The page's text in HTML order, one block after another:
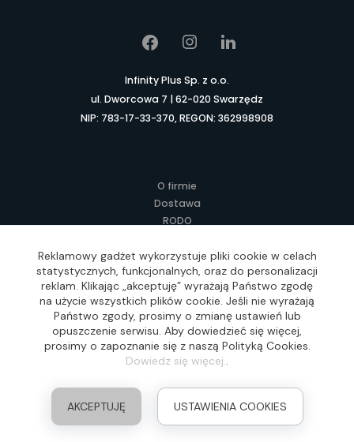
Infinity Plus Sp. z o.o.
ul. Dworcowa 7 | 62-020 Swarzędz
NIP: 783-17-33-370, REGON: 362998908
O firmie
Dostawa
RODO
Regulamin
Lokalne Gadżety Reklamowe
Jak zamawiać?
Słownik pojęć
FAQ
Realizacja: Idea4Me.pl, Wszelkie prawa zastrzeżone
Reklamowy gadżet wykorzystuje pliki cookie w celach
statystycznych, funkcjonalnych, oraz do personalizacji
reklam. Klikając „akceptuję” wyrażają Państwo zgodę
na użycie wszystkich plików cookie. Jeśli nie wyrażają
Państwo zgody, prosimy o zmianę ustawień lub
opuszczenie serwisu. Aby dowiedzieć się więcej,
prosimy o zapoznanie się z naszą Polityką Cookies.
Dowiedz się więcej..
AKCEPTUJĘ USTAWIENIA COOKIES